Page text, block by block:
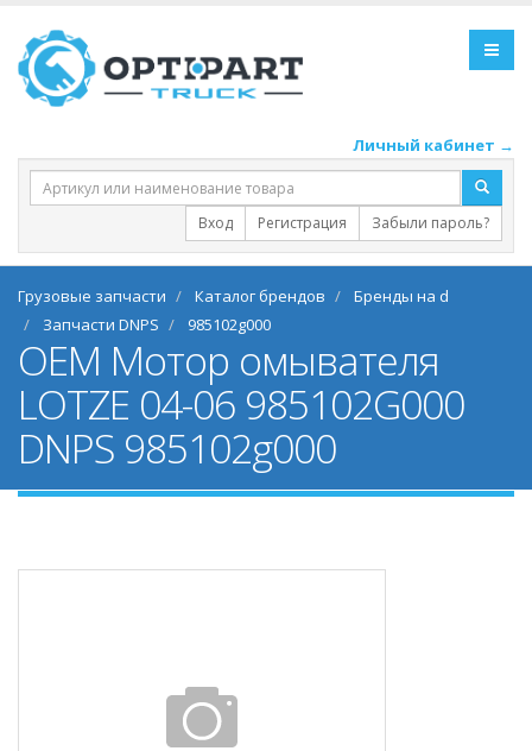
Личный кабинет →
Вход Регистрация Забыли пароль?
Грузовые запчасти Каталог брендов
Бренды на d
Запчасти DNPS
985102g000
OEM Мотор омывателя
LOTZE 04-06 985102G000
DNPS 985102g000